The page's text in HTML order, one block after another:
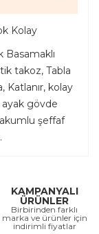
Kolay
Basamaklı
takoz, Tabla
Katlanır, kolay
ayak gövde
şeffaf
KAMPANYALI
ÜRÜNLER
Birbirinden farklı
marka ve ürünler için
indirimli fiyatlar